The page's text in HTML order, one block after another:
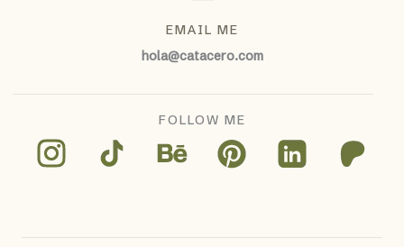
EMAIL ME
hola@catacero.com
FOLLOW ME